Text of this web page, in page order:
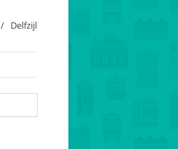
/ Delfzijl